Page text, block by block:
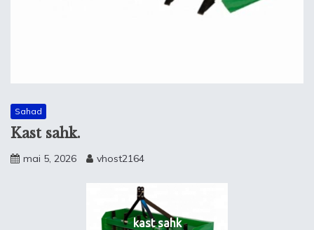
Sahad
Kast sahk.
mai 5, 2026 vhost2164
kast sahk